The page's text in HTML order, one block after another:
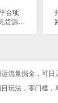
台项
货源的
流量掘金，可日
玩法，零门槛